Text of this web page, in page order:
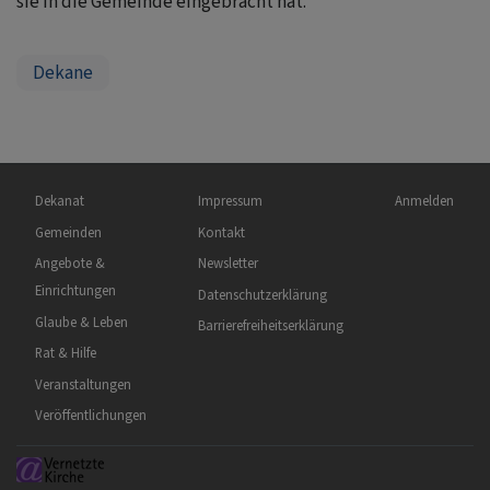
Dekane
Hauptnavigation
Dekanat
Gemeinden
Angebote &
Einrichtungen
Glaube & Leben
Rat & Hilfe
Veranstaltungen
Veröffentlichungen
Fußbereichsmenü
Impressum
Kontakt
Newsletter
Datenschutzerklärung
Barrierefreiheitserklärung
Anmelden